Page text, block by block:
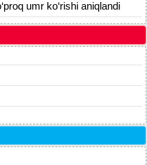
umr ko‘rishi aniqlandi